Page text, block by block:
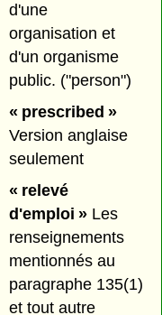
d'une
organisation et
d'un organisme
public. ("person")
« prescribed »
Version anglaise
seulement
« relevé
d'emploi »Les
renseignements
mentionnés au
paragraphe 135(1)
et tout autre